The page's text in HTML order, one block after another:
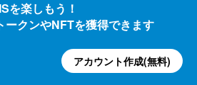
を楽しもう！
ークンやNFTを獲得できます
アカウント作成(無料)